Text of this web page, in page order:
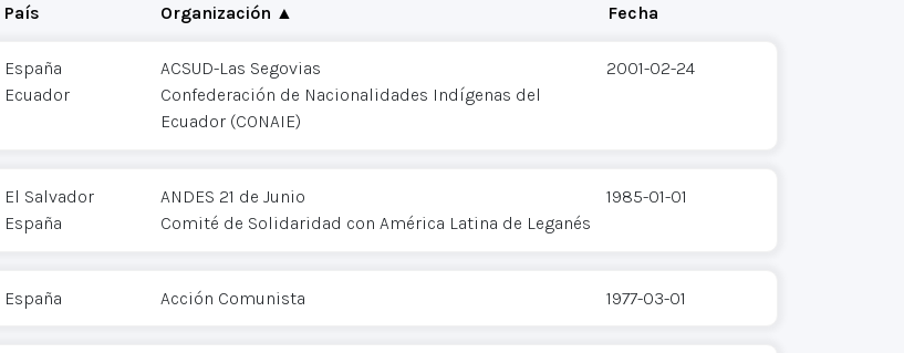
País Organización ▲ Fecha
España
Ecuador
ACSUD-Las Segovias
Confederación de Nacionalidades Indígenas del
Ecuador (CONAIE)
2001-02-24
El Salvador
España
ANDES 21 de Junio
Comité de Solidaridad con América Latina de Leganés
1985-01-01
España Acción Comunista 1977-03-01